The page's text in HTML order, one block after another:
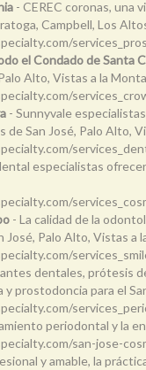
- CEREC coronas, una
Campbell, Los
el Condado de Santa
Alto, Vistas a la
- Sunnyvale
San José, Palo Alto,
especialistas
- La calidad de la
José, Palo Alto, Vistas a
dentales, prótesis
prostodoncia para el
periodontal y la
san-jose-
y amable, la